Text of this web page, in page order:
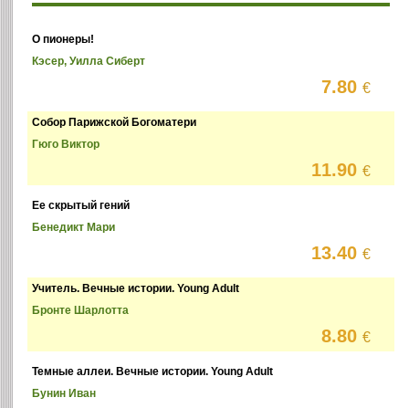
О пионеры!
Кэсер, Уилла Сиберт
7.80€
Собор Парижской Богоматери
Гюго Виктор
11.90€
Ее скрытый гений
Бенедикт Мари
13.40€
Учитель. Вечные истории. Young Adult
Бронте Шарлотта
8.80€
Темные аллеи. Вечные истории. Young Adult
Бунин Иван